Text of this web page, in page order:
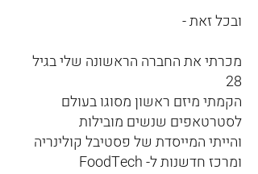
ובכל זאת -
מכרתי את החברה הראשונה שלי בגיל
28
הקמתי מיזם ראשון מסוגו בעולם
לסטרטאפים שנשים מובילות
והייתי המייסדת של פסטיבל קולינריה
ומרכז חדשנות ל- FoodTech